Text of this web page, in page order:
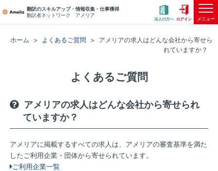
翻訳のスキルアップ・情報収集・仕事獲得
翻訳者ネットワーク アメリア
法人の方へ ログイン メニュー
ホーム よくあるご質問
アメリアの求人はどんな会社から寄せら
れていますか？
よくあるご質問
アメリアの求人はどんな会社から寄せられ
ていますか？
アメリアに掲載するすべての求人は、アメリアの審査基準を満た
したご利用企業・団体から寄せられています。
ご利用企業一覧